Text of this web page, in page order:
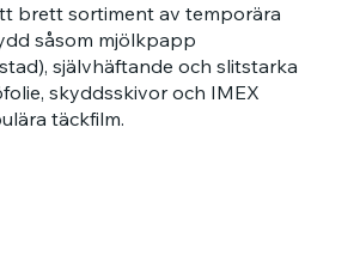
brett sortiment av temporära
såsom mjölkpapp
självhäftande och slitstarka
skyddsskivor och IMEX
täckfilm.